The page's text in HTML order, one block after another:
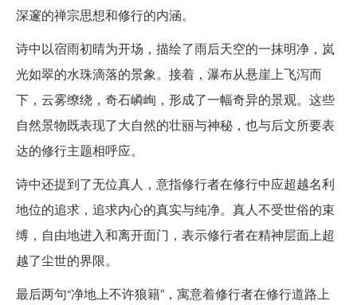
深邃的禅宗思想和修行的内涵。
诗中以宿雨初晴为开场，描绘了雨后天空的一抹明净，岚
光如翠的水珠滴落的景象。接着，瀑布从悬崖上飞泻而
下，云雾缭绕，奇石嶙峋，形成了一幅奇异的景观。这些
自然景物既表现了大自然的壮丽与神秘，也与后文所要表
达的修行主题相呼应。
诗中还提到了无位真人，意指修行者在修行中应超越名利
地位的追求，追求内心的真实与纯净。真人不受世俗的束
缚，自由地进入和离开面门，表示修行者在精神层面上超
越了尘世的界限。
最后两句“净地上不许狼籍”，寓意着修行者在修行道路上